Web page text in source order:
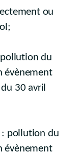
ou
du
évènement
30 avril
pollution du
évènement